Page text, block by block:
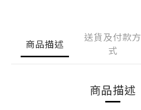
商品描述
送貨及付款方
式
商品描述